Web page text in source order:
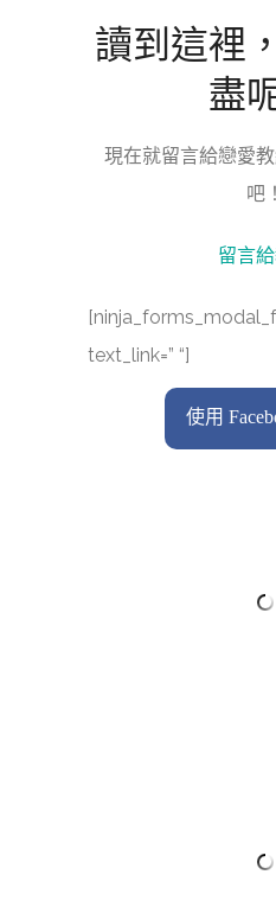
讀到這裡
盡
現在就留言給戀愛
吧！
留言
text_link=” “]
使用